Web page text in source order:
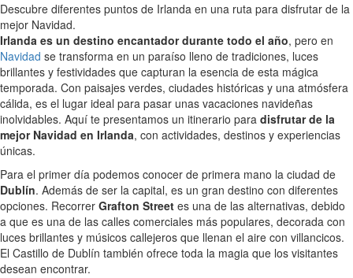
Descubre diferentes puntos de Irlanda en una ruta para disfrutar de la
mejor Navidad.
Irlanda es un destino encantador durante todo el año, pero en
Navidad se transforma en un paraíso lleno de tradiciones, luces
brillantes y festividades que capturan la esencia de esta mágica
temporada. Con paisajes verdes, ciudades históricas y una atmósfera
cálida, es el lugar ideal para pasar unas vacaciones navideñas
inolvidables. Aquí te presentamos un itinerario para disfrutar de la
mejor Navidad en Irlanda, con actividades, destinos y experiencias
únicas.
Para el primer día podemos conocer de primera mano la ciudad de
Dublín. Además de ser la capital, es un gran destino con diferentes
opciones. Recorrer Grafton Street es una de las alternativas, debido
a que es una de las calles comerciales más populares, decorada con
luces brillantes y músicos callejeros que llenan el aire con villancicos.
El Castillo de Dublín también ofrece toda la magia que los visitantes
desean encontrar.